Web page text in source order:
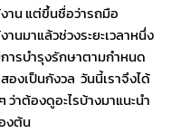
าน แต่ขึ้นชื่อว่ารถมือ
นมาแล้วช่วงระยะเวลาหนึ่ง
ารบำรุงรักษาตามกำหนด
งเป็นกังวล วันนี้เราจึงได้
าต้องดูอะไรบ้างมาแนะนำ
งต้น